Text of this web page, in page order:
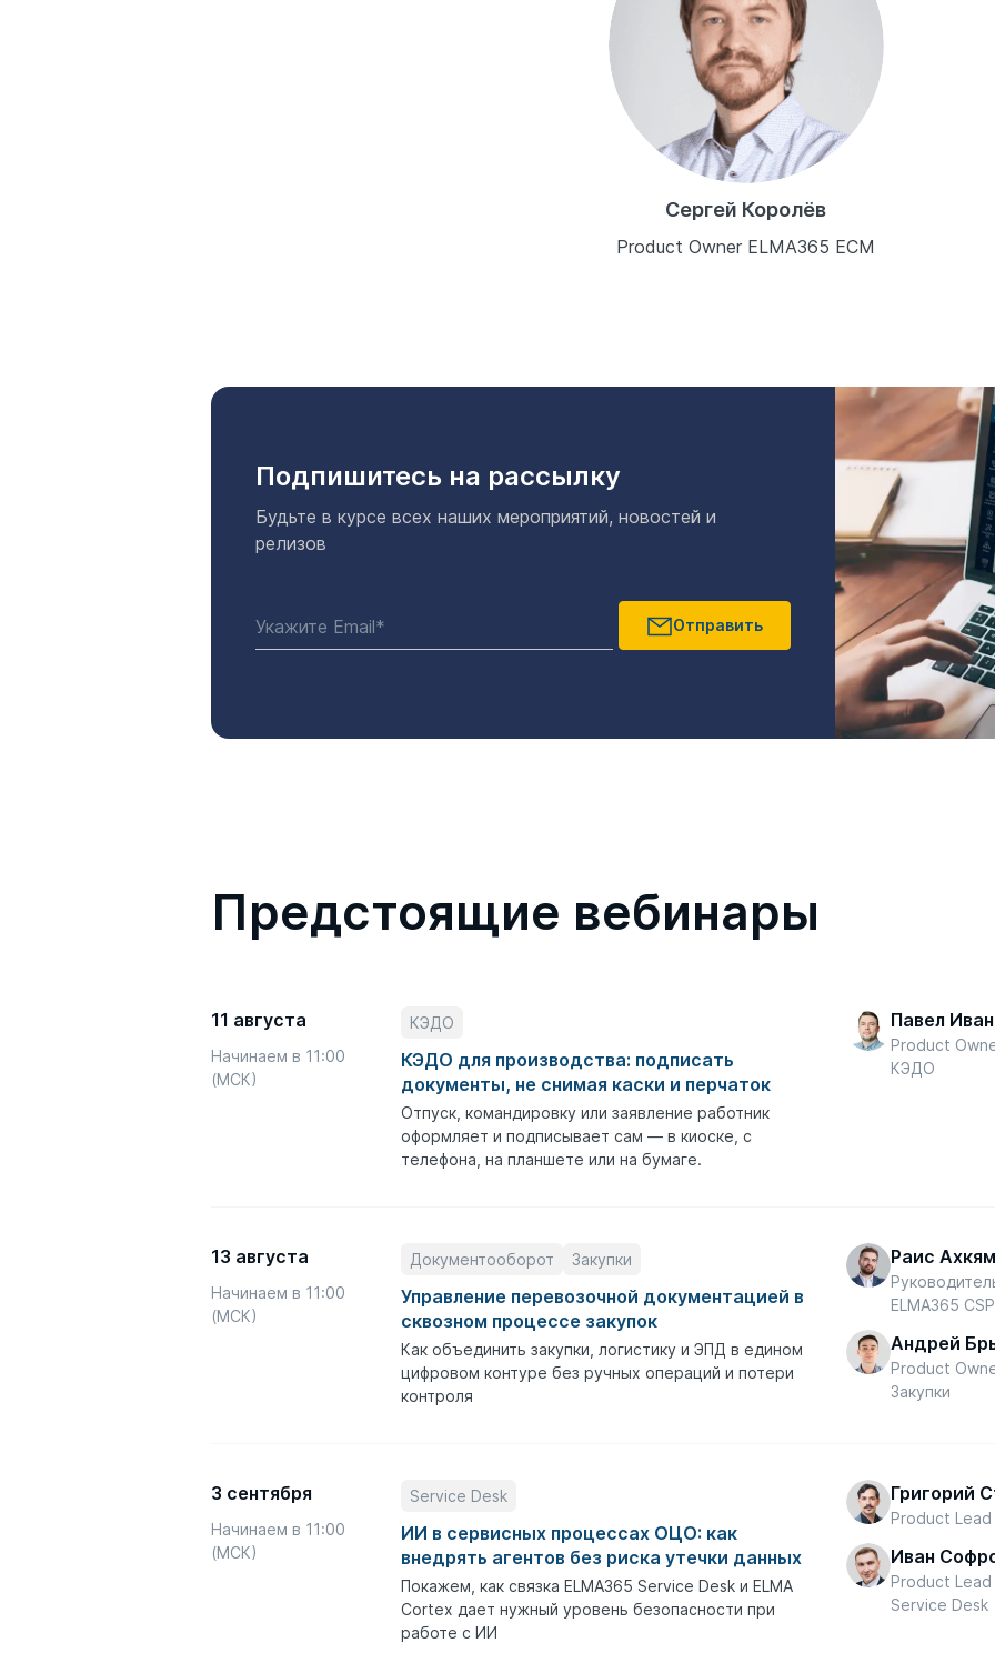
Сергей Королёв
Product Owner ELMA365 ECM
Подпишитесь на рассылку
Будьте в курсе всех наших мероприятий, новостей и
релизов
Отправить
Предстоящие вебинары
11 августа
Начинаем в 11:00
(МСК)
КЭДО
КЭДО для производства: подписать
документы, не снимая каски и перчаток
Отпуск, командировку или заявление работник
оформляет и подписывает сам — в киоске, с
телефона, на планшете или на бумаге.
Павел
Product
КЭДО
13 августа
Начинаем в 11:00
(МСК)
Документооборот Закупки
Управление перевозочной документацией в
сквозном процессе закупок
Как объединить закупки, логистику и ЭПД в едином
цифровом контуре без ручных операций и потери
контроля
Раис
ELMA365 CSP
Андрей
Product
Закупки
3 сентября
Начинаем в 11:00
(МСК)
Service Desk
ИИ в сервисных процессах ОЦО: как
внедрять агентов без риска утечки данных
Покажем, как связка ELMA365 Service Desk и ELMA
Cortex дает нужный уровень безопасности при
работе с ИИ
Григорий
Product Lead
Иван
Product Lead
Service Desk